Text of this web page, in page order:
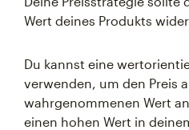
Wert deines Produkts
Du kannst eine
verwenden, um den Preis
wahrgenommenen Wert
einen hohen Wert in